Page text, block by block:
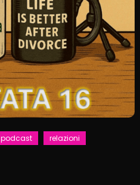
podcast
relazioni